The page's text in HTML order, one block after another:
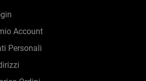
mio Account
Personali